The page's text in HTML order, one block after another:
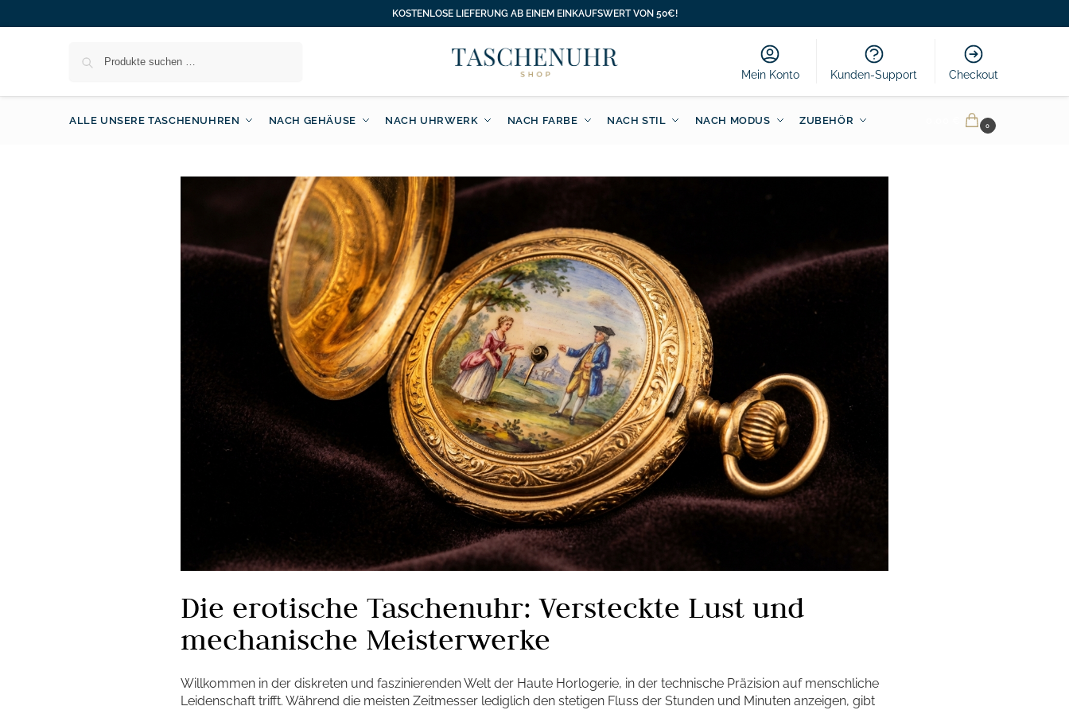
KOSTENLOSE LIEFERUNG AB EINEM EINKAUFSWERT VON 50€!
Mein Konto Kunden-Support Checkout
ALLE UNSERE TASCHENUHREN NACH GEHÄUSE NACH UHRWERK NACH FARBE NACH STIL NACH MODUS ZUBEHÖR 0
Die erotische Taschenuhr: Versteckte Lust und
mechanische Meisterwerke
Willkommen in der diskreten und faszinierenden Welt der Haute Horlogerie, in der technische Präzision auf menschliche
Leidenschaft trifft. Während die meisten Zeitmesser lediglich den stetigen Fluss der Stunden und Minuten anzeigen, gibt